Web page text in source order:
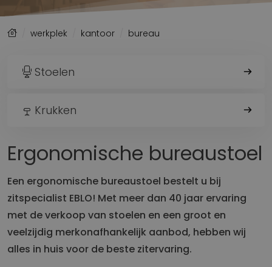
werkplek kantoor bureau
Stoelen
Krukken
Ergonomische bureaustoel
Een ergonomische bureaustoel bestelt u bij
zitspecialist EBLO! Met meer dan 40 jaar ervaring
met de verkoop van stoelen en een groot en
veelzijdig merkonafhankelijk aanbod, hebben wij
alles in huis voor de beste zitervaring.